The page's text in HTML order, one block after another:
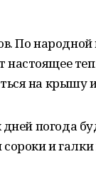
По народной
на крышу
погода
и